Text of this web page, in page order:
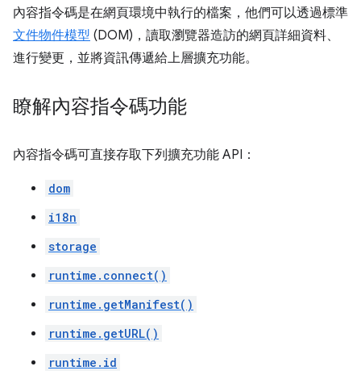
內容指令碼是在網頁環境中執行的檔案，他們可以透過標準
文件物件模型 (DOM)，讀取瀏覽器造訪的網頁詳細資料、
進行變更，並將資訊傳遞給上層擴充功能。
瞭解內容指令碼功能
內容指令碼可直接存取下列擴充功能 API：
dom
i18n
storage
runtime.connect()
runtime.getManifest()
runtime.getURL()
runtime.id